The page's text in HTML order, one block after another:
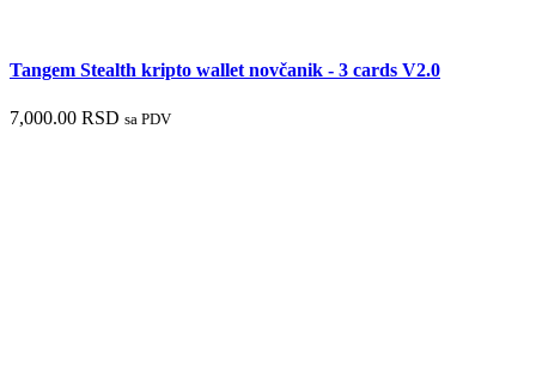
Tangem Stealth kripto wallet novčanik - 3 cards V2.0
7,000.00 RSD sa PDV